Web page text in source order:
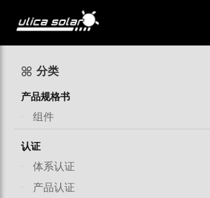
分类
产品规格书
· 组件
认证
·
体系认证
·
产品认证